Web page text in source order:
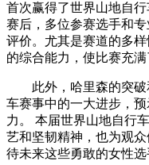
首次赢得了世界山地自
赛后，多位参赛选手和
评价。尤其是赛道的多
的综合能力，使比赛充
此外，哈里森的突
车赛事中的一大进步，
力。 本届世界山地自行
艺和坚韧精神，也为观
待未来这些勇敢的女性